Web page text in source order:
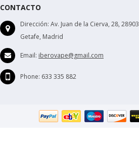
CONTACTO
Dirección: Av. Juan de la Cierva, 28, 28903
Getafe, Madrid
Email: iberovape@gmail.com
Phone: 633 335 882